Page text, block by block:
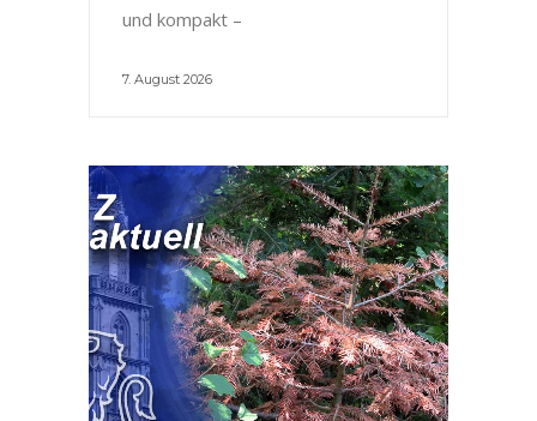
und kompakt –
7. August 2026